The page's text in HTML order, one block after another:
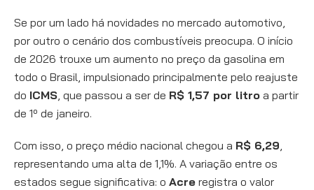
Se por um lado há novidades no mercado automotivo,
por outro o cenário dos combustíveis preocupa. O início
de 2026 trouxe um aumento no preço da gasolina em
todo o Brasil, impulsionado principalmente pelo reajuste
do ICMS, que passou a ser de R$ 1,57 por litro a partir
de 1º de janeiro.
Com isso, o preço médio nacional chegou a R$ 6,29,
representando uma alta de 1,1%. A variação entre os
estados segue significativa: o Acre registra o valor